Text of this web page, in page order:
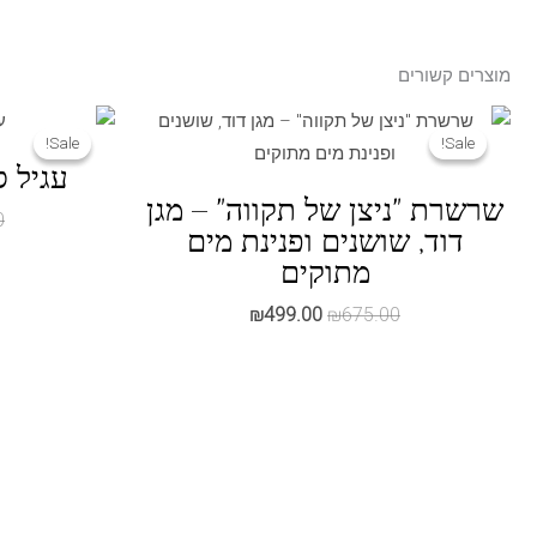
מוצרים קשורים
Sale!
Sale!
שרשרת "ניצן של תקווה" – מגן
דוד, שושנים ופנינת מים
מתוקים
₪675.00
המחיר ₪499.00
Sale!
Sale!
עגיל